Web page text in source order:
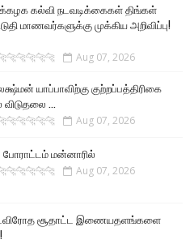
கல்வி நடவடிக்கைகள் திங்கள்
மாணவர்களுக்கு முக்கிய அறிவிப்பு!
Aug 07, 2026
யாப்பாவிற்கு குற்றப்பத்திரிகை
...
Aug 07, 2026
மன்னாரில்
Aug 07, 2026
சூதாட்ட இணையதளங்களை